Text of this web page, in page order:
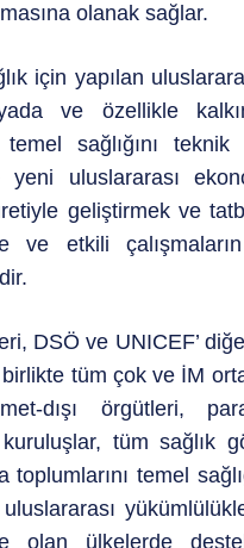
olanak sağlar.
için yapılan
ve özellikle
temel sağlığını
yeni uluslararası
geliştirmek ve
ve etkili çalışmaların
DSÖ ve UNICEF’
tüm çok ve İM
dışı örgütleri,
tüm sağlık
toplumlarını temel
olan ülkelerde